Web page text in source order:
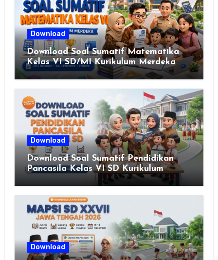
Download
Download Soal Sumatif Matematika
Kelas VI SD/MI Kurikulum Merdeka
Download
Download Soal Sumatif Pendidikan
Pancasila Kelas VI SD Kurikulum
Merdeka, Solusi Praktis Guru
Download